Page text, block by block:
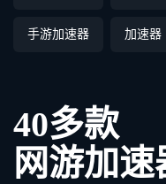
手游加速器 加速器
40多款
网游加